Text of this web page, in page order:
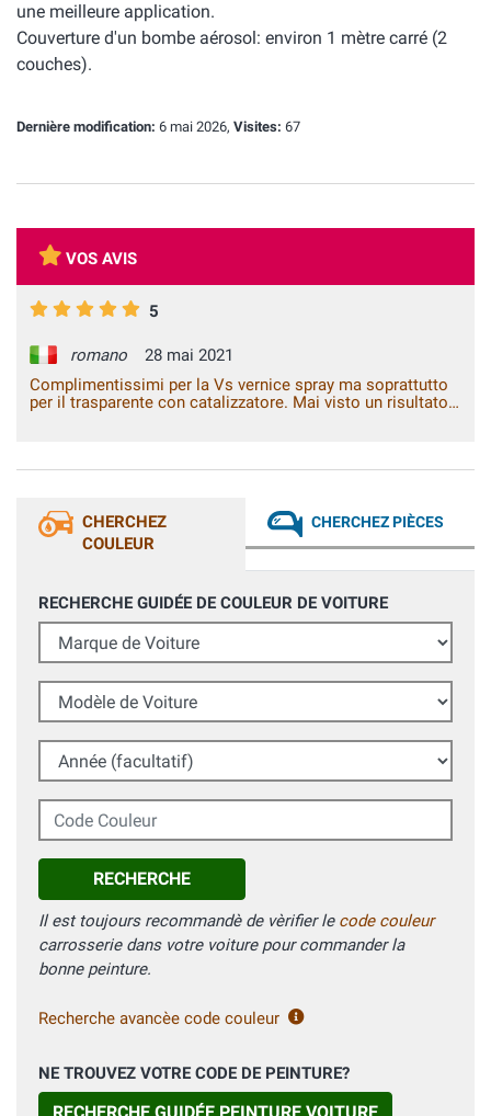
une meilleure application.
Couverture d'un bombe aérosol: environ 1 mètre carré (2
couches).
Dernière modification: 6 mai 2026, Visites: 67
VOS AVIS
5
romano
28 mai 2021
Complimentissimi per la Vs vernice spray ma soprattutto
per il trasparente con catalizzatore. Mai visto un risultato
CHERCHEZ
COULEUR
CHERCHEZ PIÈCES
RECHERCHE GUIDÉE DE COULEUR DE VOITURE
Marque de Voiture
Modèle de Voiture
Année (facultatif)
Code Couleur
RECHERCHE
Il est toujours recommandè de vèrifier le code couleur
carrosserie dans votre voiture pour commander la
bonne peinture.
Recherche avancèe code couleur
NE TROUVEZ VOTRE CODE DE PEINTURE?